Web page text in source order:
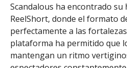
Scandalous ha encontrado su
ReelShort, donde el formato
perfectamente a las
plataforma ha permitido que
mantengan un ritmo